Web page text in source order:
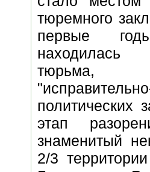
тюремного
первые
находилась
тюрьма,
политических
этап
знаменитый
2/3